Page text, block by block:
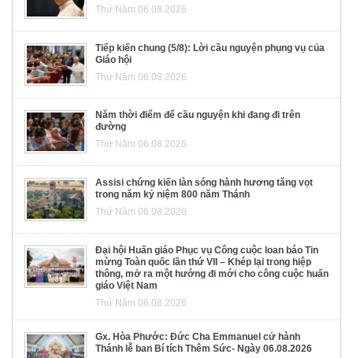
Thứ Năm 06.08.2026
Tiếp kiến chung (5/8): Lời cầu nguyện phụng vụ của
Giáo hội
Thứ Năm 06.08.2026
Năm thời điểm để cầu nguyện khi đang đi trên
đường
Thứ Năm 06.08.2026
Assisi chứng kiến làn sóng hành hương tăng vọt
trong năm kỷ niệm 800 năm Thánh
Thứ Năm 06.08.2026
Đại hội Huấn giáo Phục vụ Công cuộc loan báo Tin
mừng Toàn quốc lần thứ VII – Khép lại trong hiệp
thông, mở ra một hướng đi mới cho công cuộc huấn
giáo Việt Nam
Thứ Năm 06.08.2026
Gx. Hòa Phước: Đức Cha Emmanuel cử hành
Thánh lễ ban Bí tích Thêm Sức- Ngày 06.08.2026